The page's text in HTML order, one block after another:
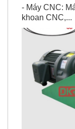
sàng rung,
- Máy CNC:
khoan CNC,...